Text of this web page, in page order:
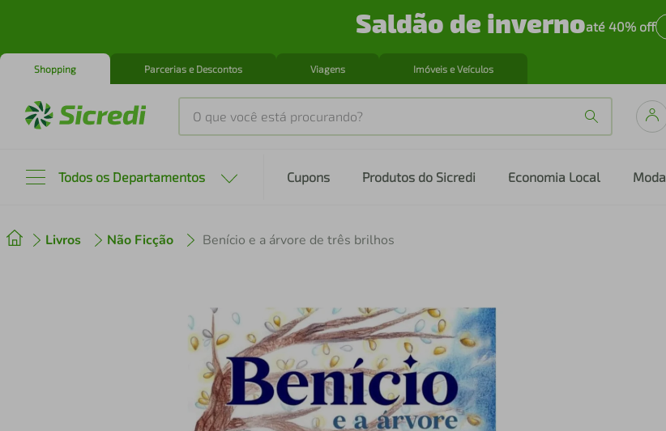
Saldão de invernoaté 40% off
Shopping Parcerias e Descontos Viagens Imóveis e Veículos
O que você está procurando?
Todos os Departamentos Cupons Produtos do Sicredi Economia Local Moda
Livros Não Ficção Benício e a árvore de três brilhos
2º cafeteira
air fryer
iphone